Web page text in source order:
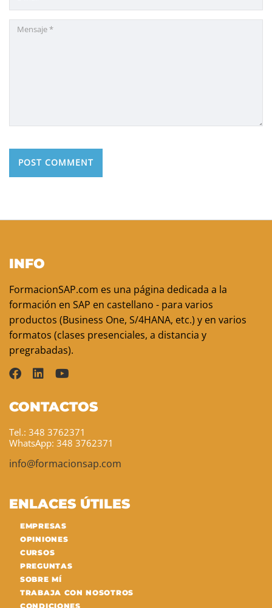
INFO
FormacionSAP.com es una página dedicada a la
formación en SAP en castellano - para varios
productos (Business One, S/4HANA, etc.) y en varios
formatos (clases presenciales, a distancia y
pregrabadas).
CONTACTOS
Tel.: 348 3762371
WhatsApp: 348 3762371
info@formacionsap.com
ENLACES ÚTILES
EMPRESAS
OPINIONES
CURSOS
PREGUNTAS
SOBRE MÍ
TRABAJA CON NOSOTROS
CONDICIONES